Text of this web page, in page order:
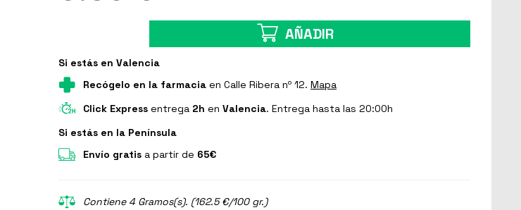
AÑADIR
Si estás en Valencia
Recógelo en la farmacia en Calle Ribera nº 12. Mapa
Click Express entrega 2h en Valencia. Entrega hasta las 20:00h
Si estás en la Península
Envío gratis a partir de 65€
Contiene 4 Gramos(s). (162.5 €/100 gr.)